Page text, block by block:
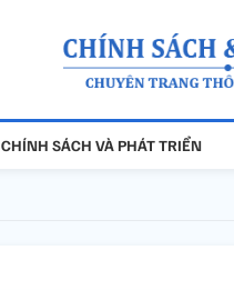
CHÍNH SÁCH VÀ PHÁT TRIỂN